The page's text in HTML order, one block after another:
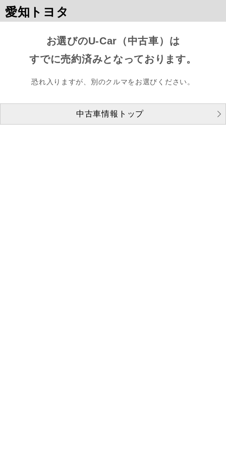
愛知トヨタ
お選びのU-Car（中古車）は
すでに売約済みとなっております。
恐れ入りますが、別のクルマをお選びください。
中古車情報トップ